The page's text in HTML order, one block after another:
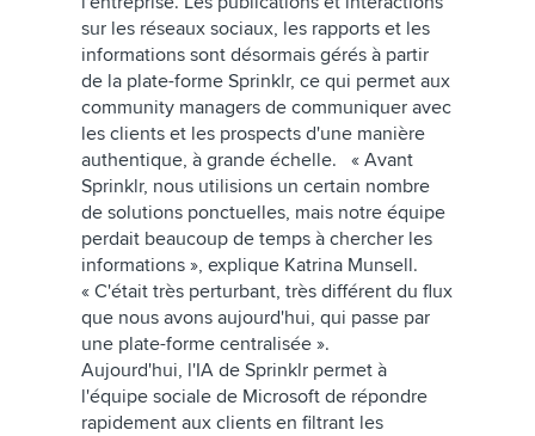
sur les réseaux sociaux, les rapports et les
informations sont désormais gérés à partir
de la plate-forme Sprinklr, ce qui permet aux
community managers de communiquer avec
les clients et les prospects d'une manière
authentique, à grande échelle. « Avant
Sprinklr, nous utilisions un certain nombre
de solutions ponctuelles, mais notre équipe
perdait beaucoup de temps à chercher les
informations », explique Katrina Munsell.
« C'était très perturbant, très différent du flux
que nous avons aujourd'hui, qui passe par
une plate-forme centralisée ».
Aujourd'hui, l'IA de Sprinklr permet à
l'équipe sociale de Microsoft de répondre
rapidement aux clients en filtrant les